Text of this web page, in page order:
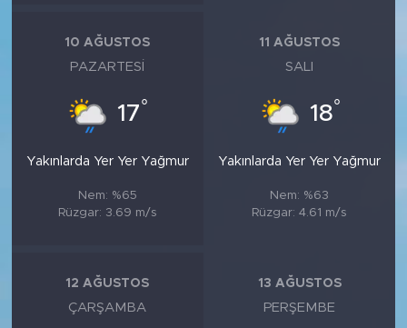
10 AĞUSTOS
PAZARTESI
17°
Yakınlarda Yer Yer Yağmur
Nem: %65
Rüzgar: 3.69 m/s
11 AĞUSTOS
SALI
18°
Yakınlarda Yer Yer Yağmur
Nem: %63
Rüzgar: 4.61 m/s
12 AĞUSTOS
ÇARŞAMBA
13 AĞUSTOS
PERŞEMBE